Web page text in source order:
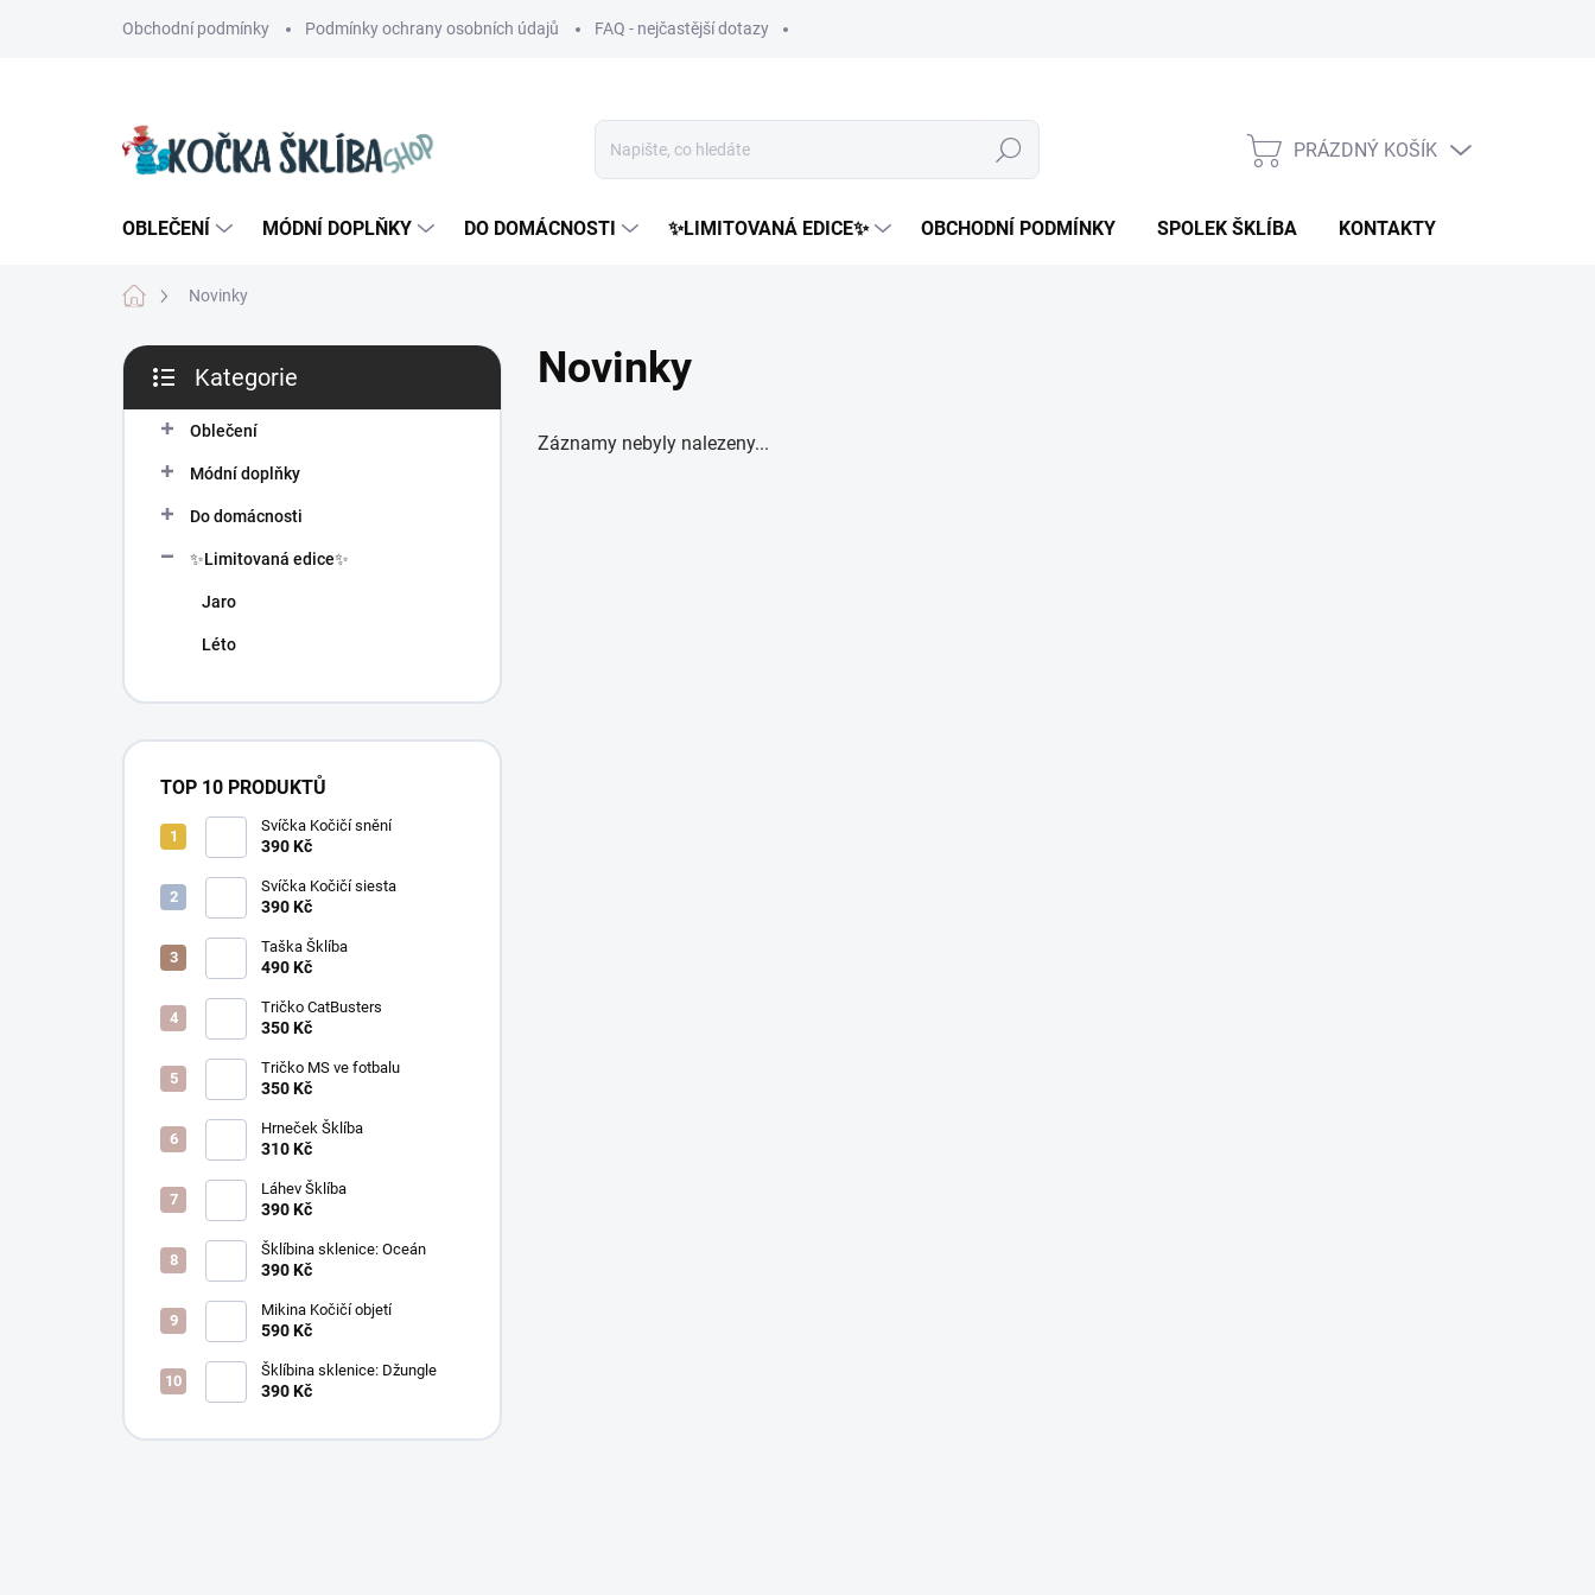
Obchodní podmínky Podmínky ochrany osobních údajů FAQ - nejčastější dotazy
Hledat
NÁKUPNÍ
PRÁZDNÝ KOŠÍK
OBLEČENÍ MÓDNÍ DOPLŇKY DO DOMÁCNOSTI ✨LIMITOVANÁ EDICE✨ OBCHODNÍ PODMÍNKY SPOLEK ŠKLÍBA KONTAKTY
Domů Novinky
P
s
l
kategorie
Kategorie
Oblečení
Módní doplňky
Do domácnosti
✨Limitovaná edice✨
Jaro
Léto
TOP 10 PRODUKTŮ
Svíčka Kočičí snění
390 Kč
Svíčka Kočičí siesta
390 Kč
Taška Šklíba
490 Kč
Tričko CatBusters
350 Kč
Tričko MS ve fotbalu
350 Kč
Hrneček Šklíba
310 Kč
Láhev Šklíba
390 Kč
Šklíbina sklenice: Oceán
390 Kč
Mikina Kočičí objetí
590 Kč
Šklíbina sklenice: Džungle
390 Kč
Novinky
Záznamy nebyly nalezeny...